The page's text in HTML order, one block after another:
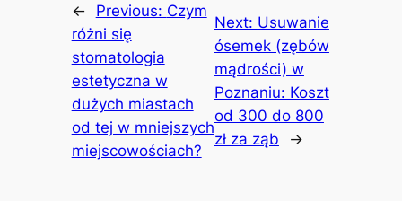
← Previous: Czym
różni się
stomatologia
estetyczna w
dużych miastach
od tej w mniejszych
miejscowościach?
Next: Usuwanie
ósemek (zębów
mądrości) w
Poznaniu: Koszt
od 300 do 800
zł za ząb
→